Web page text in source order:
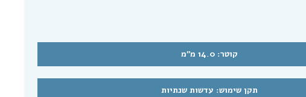
קוטר: 14.0 מ"מ
תקן שימוש: עדשות שנתיות